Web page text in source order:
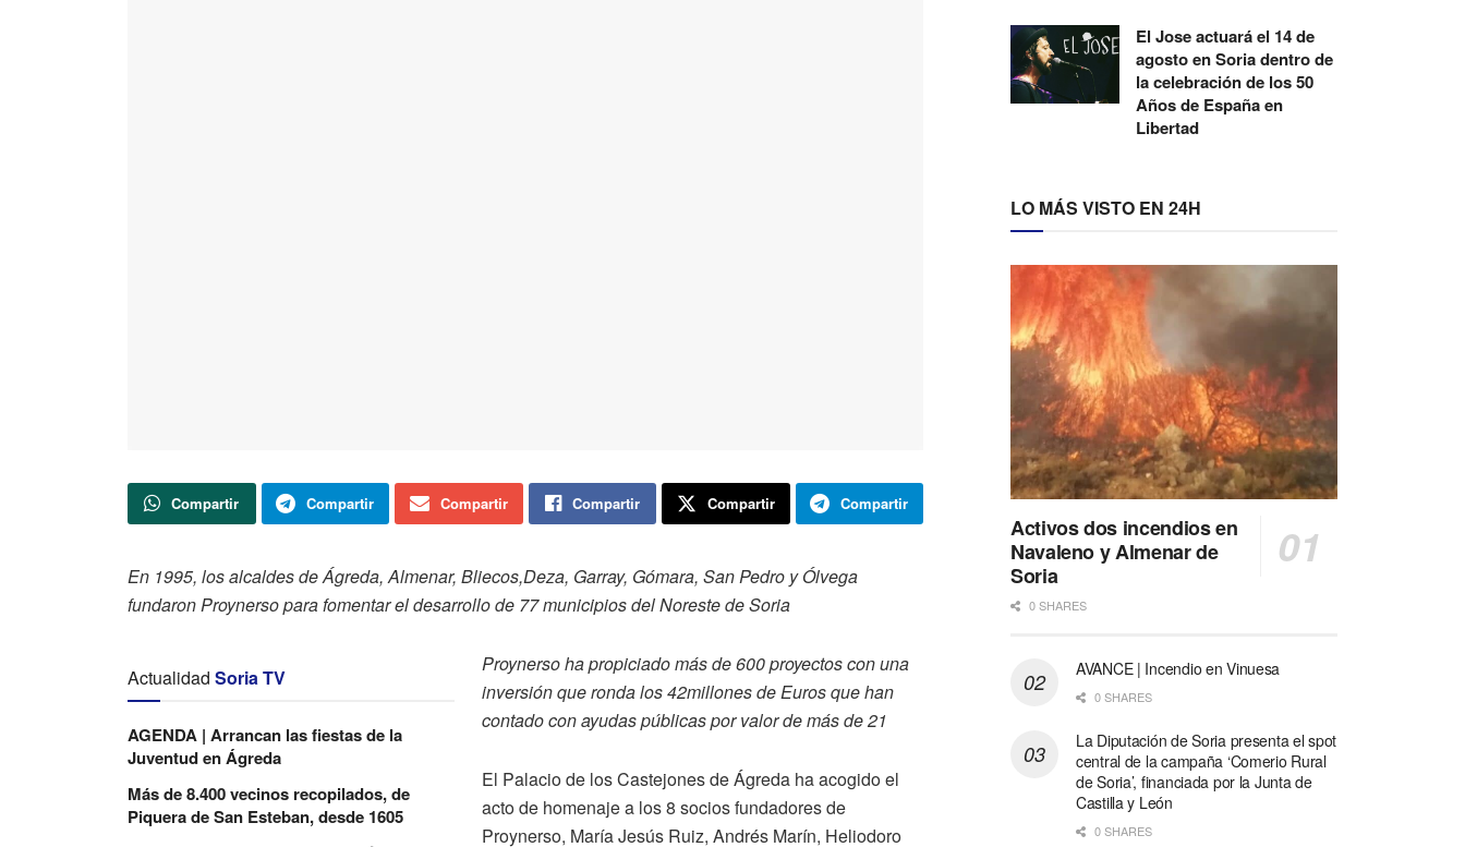
Compartir Compartir Compartir Compartir Compartir Compartir
En 1995, los alcaldes de Ágreda, Almenar, Bliecos,Deza, Garray, Gómara, San Pedro y Ólvega
fundaron Proynerso para fomentar el desarrollo de 77 municipios del Noreste de Soria
Actualidad Soria TV
AGENDA | Arrancan las fiestas de la
Juventud en Ágreda
Más de 8.400 vecinos recopilados, de
Piquera de San Esteban, desde 1605
Proynerso ha propiciado más de 600 proyectos con una
inversión que ronda los 42millones de Euros que han
contado con ayudas públicas por valor de más de 21
El Palacio de los Castejones de Ágreda ha acogido el
acto de homenaje a los 8 socios fundadores de
Proynerso, María Jesús Ruiz, Andrés Marín, Heliodoro
El Jose actuará el 14 de
agosto en Soria dentro de
la celebración de los 50
Años de España en
Libertad
LO MÁS VISTO EN 24H
Activos dos incendios en
Navaleno y Almenar de
Soria
0 SHARES
AVANCE | Incendio en Vinuesa
0 SHARES
La Diputación de Soria presenta el spot
central de la campaña ‘Comerio Rural
de Soria’, financiada por la Junta de
Castilla y León
0 SHARES